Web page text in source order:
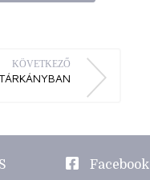
KÖVETKEZŐ
Facebook